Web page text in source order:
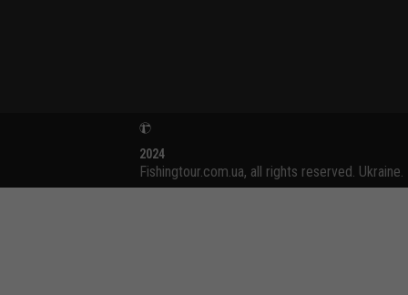
2024
Fishingtour.com.ua, all rights reserved. Ukraine.